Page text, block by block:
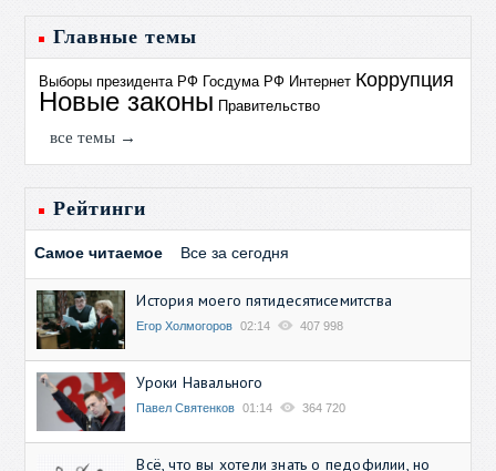
Главные темы
Выборы президента РФ Госдума РФ Интернет Коррупция
Новые законы Правительство
все темы →
Рейтинги
Самое читаемое Все за сегодня
История моего пятидесятисемитства
Егор Холмогоров 02:14 407 998
Уроки Навального
Павел Святенков 01:14 364 720
Всё, что вы хотели знать о педофилии, но